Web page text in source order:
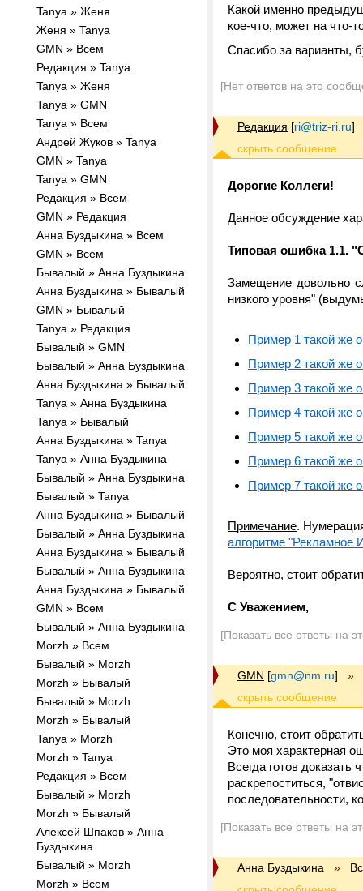
Tanya » Женя
Женя » Tanya
GMN » Всем
Редакция » Tanya
Tanya » Женя
Tanya » GMN
Tanya » Всем
Андрей Жуков » Tanya
GMN » Tanya
Tanya » GMN
Редакция » Всем
GMN » Редакция
Анна Буздыкина » Всем
GMN » Всем
Бывалый » Анна Буздыкина
Анна Буздыкина » Бывалый
GMN » Бывалый
Tanya » Редакция
Бывалый » GMN
Бывалый » Анна Буздыкина
Анна Буздыкина » Бывалый
Tanya » Анна Буздыкина
Tanya » Бывалый
Анна Буздыкина » Tanya
Tanya » Анна Буздыкина
Бывалый » Анна Буздыкина
Бывалый » Tanya
Анна Буздыкина » Бывалый
Бывалый » Анна Буздыкина
Анна Буздыкина » Бывалый
Бывалый » Анна Буздыкина
Анна Буздыкина » Бывалый
GMN » Всем
Бывалый » Анна Буздыкина
Morzh » Всем
Бывалый » Morzh
Morzh » Бывалый
Бывалый » Morzh
Morzh » Бывалый
Tanya » Morzh
Morzh » Tanya
Редакция » Всем
Бывалый » Morzh
Morzh » Бывалый
Алексей Шпаков » Анна
Буздыкина
Бывалый » Morzh
Morzh » Всем
Какой именно
кое-что, может на что-
Спасибо за варианты,
[Нет ответов на это
Редакция [ri@triz-ri.ru]
Дорогие Коллеги!
Данное обсуждение
Типовая ошибка 1.1.
Замещение довольно
низкого уровня"
Пример 1 такой же
Пример 2 такой же
Пример 3 такой же
Пример 4 такой же
Пример 5 такой же
Пример 6 такой же
Пример 7 такой же
Примечание.
алгоритме "Рекламное
Вероятно, стоит
С Уважением,
[Показать все ответы на
GMN [gmn@nm.ru] »
Конечно, стоит
Это моя характерная
Всегда готов доказать
раскрепоститься,
последовательности,
[Показать все ответы на
Анна Буздыкина »